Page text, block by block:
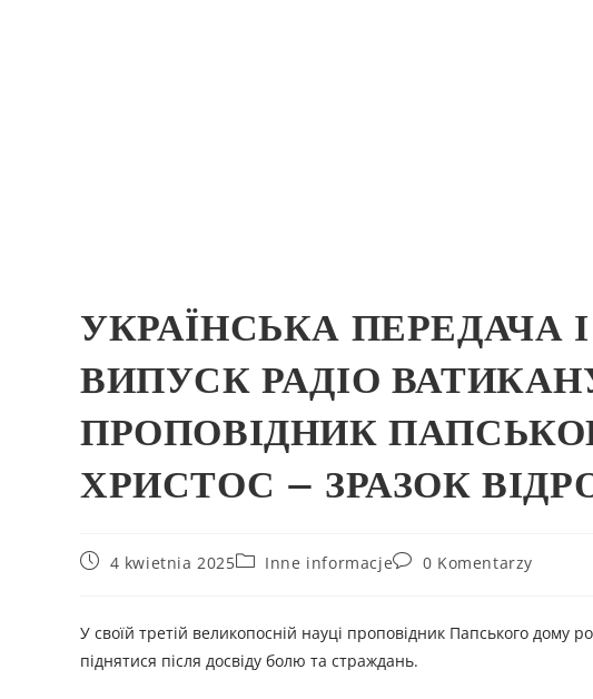
УКРАЇНСЬКА ПЕРЕДАЧА
ВИПУСК РАДІО
ПРОПОВІДНИК
ХРИСТОС – ЗРАЗОК
4 kwietnia 2025 Inne informacje 0 Komentarzy
У своїй третій великопосній науці проповідник Папського дому
піднятися після досвіду болю та страждань.